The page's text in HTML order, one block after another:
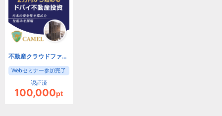
不動産クラウドファンディング「CAMEL」【Webセミナー参加のみ】
Webセミナー参加完了
認証済
100,000pt